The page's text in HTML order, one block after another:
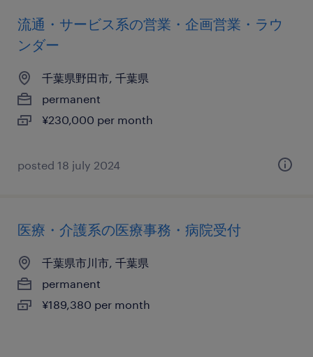
流通・サービス系の営業・企画営業・ラウ
ンダー
千葉県野田市, 千葉県
permanent
¥230,000 per month
posted 18 july 2024
医療・介護系の医療事務・病院受付
千葉県市川市, 千葉県
permanent
¥189,380 per month